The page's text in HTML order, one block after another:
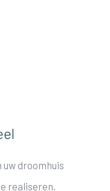
droomhuis
realiseren,